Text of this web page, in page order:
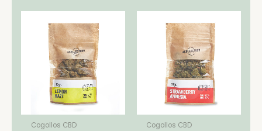
Cogollos CBD Cogollos CBD